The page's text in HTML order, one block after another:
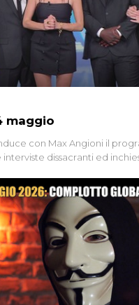
maggio
con Max Angioni il
dissacranti ed